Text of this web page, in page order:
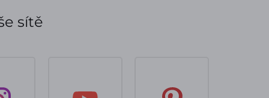
sítě